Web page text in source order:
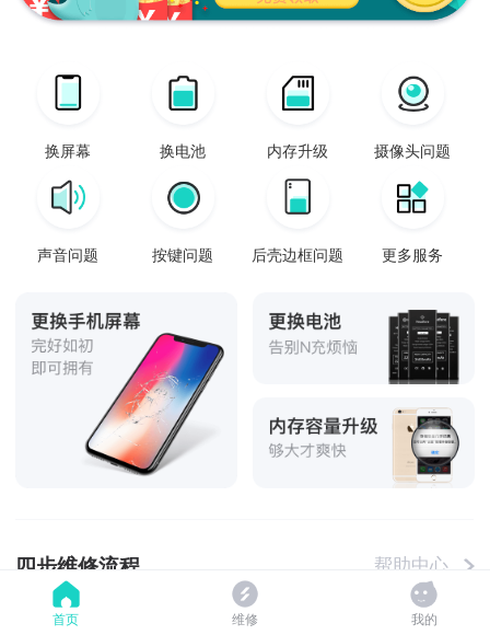
换屏幕 换电池 内存升级 摄像头问题
声音问题 按键问题 后壳边框问题 更多服务
四步维修流程 帮助中心
首页 维修 我的